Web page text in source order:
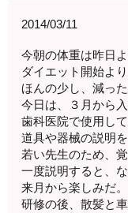
2014/03/11
今朝の体重は昨日
ダイエット開始よ
ほんの少し、減った
今日は、３月から
歯科医院で使用して
道具や器械の説明
若い先生のため、
一度説明すると、
来月から楽しみだ。
研修の後、散髪と